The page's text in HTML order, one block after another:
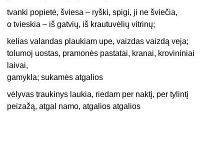
tvanki popietė, šviesa – ryški, spigi, ji ne šviečia,
o tvieskia – iš gatvių, iš krautuvėlių vitrinų;
kelias valandas plaukiam upe, vaizdas vaizdą veja;
tolumoj uostas, pramonės pastatai, kranai, krovininiai
laivai,
gamykla; sukamės atgalios
vėlyvas traukinys laukia, riedam per naktį, per tylintį
peizažą, atgal namo, atgalios atgalios